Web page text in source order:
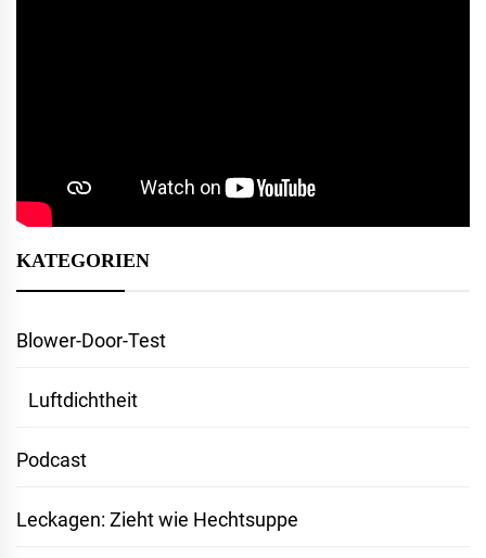
KATEGORIEN
Blower-Door-Test
Luftdichtheit
Podcast
Leckagen: Zieht wie Hechtsuppe